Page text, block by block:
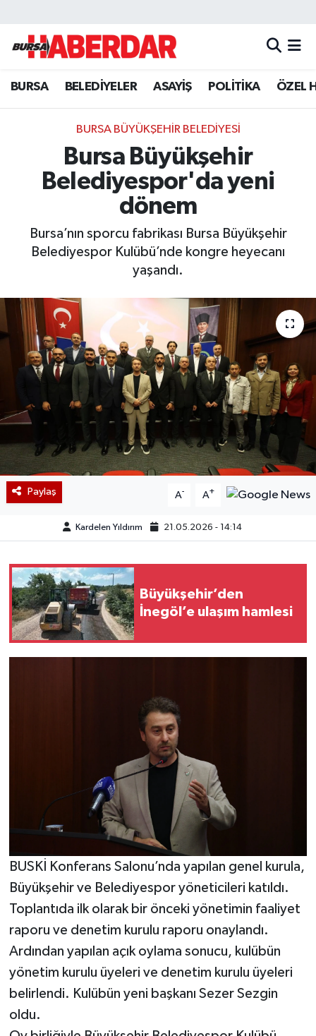
BURSA BELEDİYELER ASAYİŞ POLİTİKA ÖZEL
BURSA BÜYÜKŞEHİR BELEDİYESİ
Bursa Büyükşehir
Belediyespor'da yeni
dönem
Bursa’nın sporcu fabrikası Bursa Büyükşehir
Belediyespor Kulübü’nde kongre heyecanı
yaşandı.
Paylaş A- A+
Kardelen Yıldırım 21.05.2026 - 14:14
Büyükşehir’den
İnegöl’e ulaşım hamlesi
BUSKİ Konferans Salonu’nda yapılan genel kurula,
Büyükşehir ve Belediyespor yöneticileri katıldı.
Toplantıda ilk olarak bir önceki yönetimin faaliyet
raporu ve denetim kurulu raporu onaylandı.
Ardından yapılan açık oylama sonucu, kulübün
yönetim kurulu üyeleri ve denetim kurulu üyeleri
belirlendi. Kulübün yeni başkanı Sezer Sezgin
oldu.
Hava Durumu
Trafik Durumu
Süper Lig Puan Durumu ve Fikstür
Tüm Manşetler
Son Dakika Haberleri
Haber Arşivi